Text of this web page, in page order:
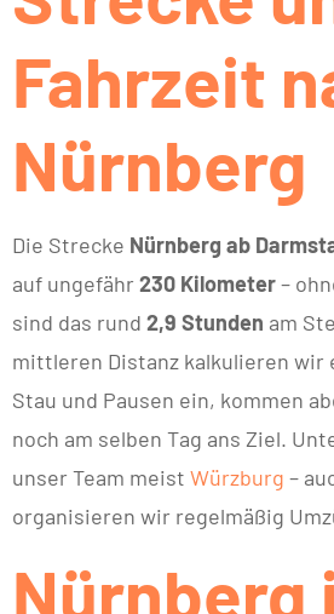
Fahrzeit
Nürnberg
Die Strecke Nürnberg ab
auf ungefähr 230 Kilometer–
sind das rund 2,9 Stunden am
mittleren Distanz kalkulieren wir
Stau und Pausen ein, kommen
noch am selben Tag ans Ziel.
unser Team meist Würzburg –
organisieren wir regelmäßig
Nürnberg